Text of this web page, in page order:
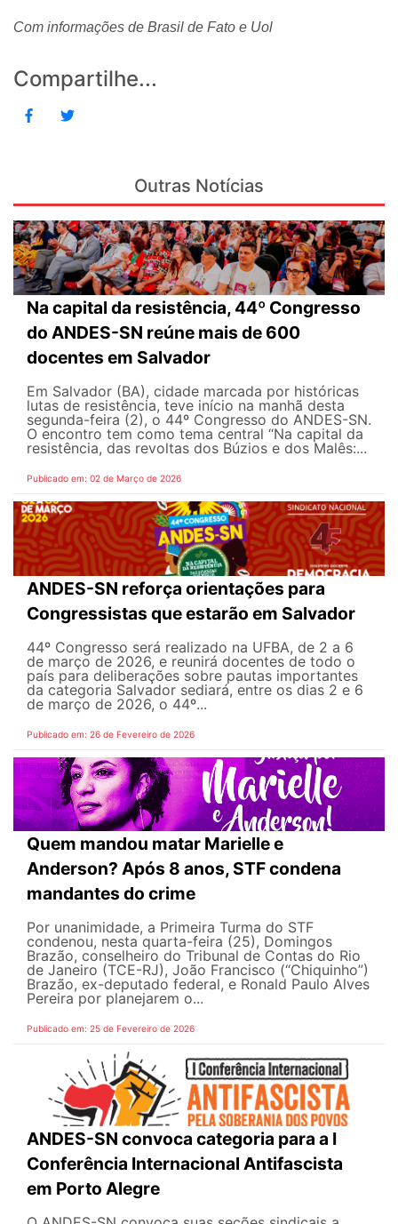
Com informações de Brasil de Fato e Uol
Compartilhe...
Outras Notícias
Na capital da resistência, 44º Congresso
do ANDES-SN reúne mais de 600
docentes em Salvador
Em Salvador (BA), cidade marcada por históricas
lutas de resistência, teve início na manhã desta
segunda-feira (2), o 44º Congresso do ANDES-SN.
O encontro tem como tema central “Na capital da
resistência, das revoltas dos Búzios e dos Malês:...
Publicado em: 02 de Março de 2026
ANDES-SN reforça orientações para
Congressistas que estarão em Salvador
44º Congresso será realizado na UFBA, de 2 a 6
de março de 2026, e reunirá docentes de todo o
país para deliberações sobre pautas importantes
da categoria Salvador sediará, entre os dias 2 e 6
de março de 2026, o 44º...
Publicado em: 26 de Fevereiro de 2026
Quem mandou matar Marielle e
Anderson? Após 8 anos, STF condena
mandantes do crime
Por unanimidade, a Primeira Turma do STF
condenou, nesta quarta-feira (25), Domingos
Brazão, conselheiro do Tribunal de Contas do Rio
de Janeiro (TCE-RJ), João Francisco (“Chiquinho”)
Brazão, ex-deputado federal, e Ronald Paulo Alves
Pereira por planejarem o...
Publicado em: 25 de Fevereiro de 2026
ANDES-SN convoca categoria para a I
Conferência Internacional Antifascista
em Porto Alegre